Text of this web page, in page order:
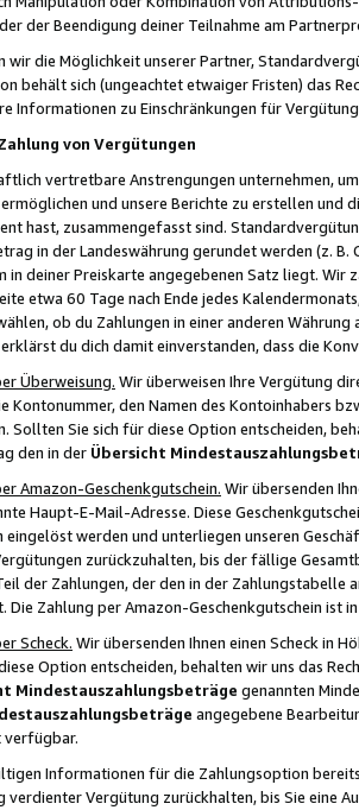
der Beendigung deiner Teilnahme am
wir die Möglichkeit unserer Partner,
behält sich (ungeachtet etwaiger Fristen) das
Informationen zu Einschränkungen für
von Vergütungen
vertretbare Anstrengungen unternehmen,
und unsere Berichte zu erstellen und
hast, zusammengefasst sind.
in der Landeswährung gerundet werden (z.
in deiner Preiskarte angegebenen Satz liegt.
etwa 60 Tage nach Ende jedes
ob du Zahlungen in einer anderen
du dich damit einverstanden, dass die
Überweisung. Wir überweisen Ihre Vergütung
Kontonummer, den Namen des Kontoinhabers
Sollten Sie sich für diese Option entscheiden,
den in der Übersicht
Amazon-Geschenkgutschein. Wir übersenden
Haupt-E-Mail-Adresse. Diese
werden und unterliegen unseren
zurückzuhalten, bis der fällige
der Zahlungen, der den in der
Die Zahlung per Amazon-Geschenkgutschein ist
Scheck. Wir übersenden Ihnen einen Scheck in
Option entscheiden, behalten wir uns das
Mindestauszahlungsbeträge genannten
angegebene
verfügbar.
Informationen für die Zahlungsoption
verdienter Vergütung zurückhalten, bis Sie